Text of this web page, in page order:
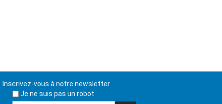
Inscrivez-vous à notre newsletter
Je ne suis pas un robot